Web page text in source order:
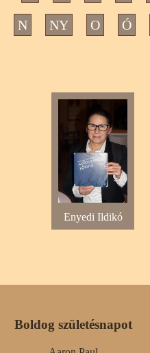
N NY O Ó
Enyedi Ildikó
Boldog születésnapot